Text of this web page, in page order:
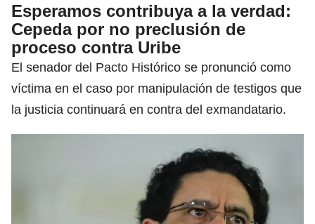
Esperamos contribuya a la verdad:
Cepeda por no preclusión de
proceso contra Uribe
El senador del Pacto Histórico se pronunció como
víctima en el caso por manipulación de testigos que
la justicia continuará en contra del exmandatario.